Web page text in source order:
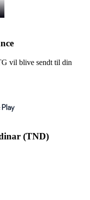
vil blive sendt til din
(TND)